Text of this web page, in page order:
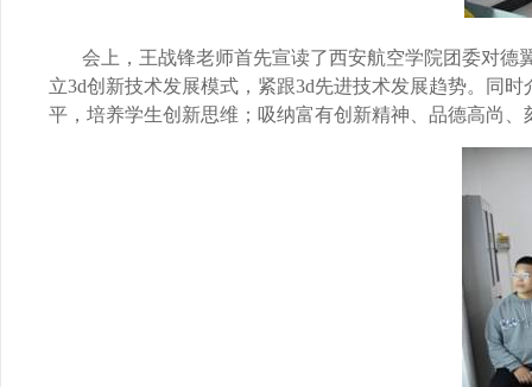
会上，王战锋老师首先宣读了西安航空学院团委对德
立3d创新技术发展模式，紧跟3d先进技术发展趋势。同
平，培养学生创新思维；吸纳富有创新精神、品德高尚、